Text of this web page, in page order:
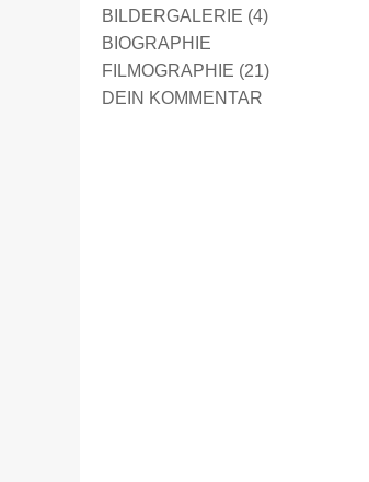
BILDERGALERIE (4)
BIOGRAPHIE
FILMOGRAPHIE (21)
DEIN KOMMENTAR